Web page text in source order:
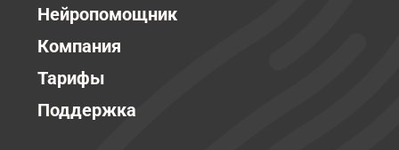
Нейропомощник
Компания
Тарифы
Поддержка